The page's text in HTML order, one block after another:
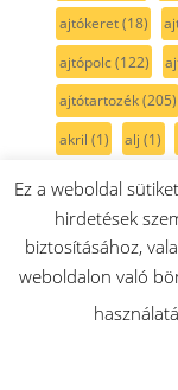
ajtókeret(18)
ajtópolc(122)
ajtótartozék(205)
akril (1) alj (1)
anya
(7) anód
bal oldali(15)
belső(30) belső
Ez a weboldal
hirdetések
biztosításához,
weboldalon való